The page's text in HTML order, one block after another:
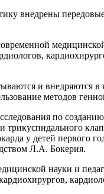
внедрены
и
методов
по
трикуспидального
у детей первого
Л.А. Бокерия.
науки и